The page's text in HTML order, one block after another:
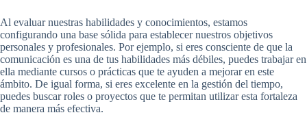
Al evaluar nuestras habilidades y conocimientos, estamos
configurando una base sólida para establecer nuestros objetivos
personales y profesionales. Por ejemplo, si eres consciente de que la
comunicación es una de tus habilidades más débiles, puedes trabajar en
ella mediante cursos o prácticas que te ayuden a mejorar en este
ámbito. De igual forma, si eres excelente en la gestión del tiempo,
puedes buscar roles o proyectos que te permitan utilizar esta fortaleza
de manera más efectiva.